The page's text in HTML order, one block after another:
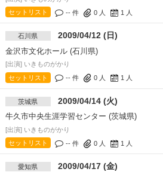
セットリスト
-- 件 0人 1 人
石川県 2009/04/12 (日)
金沢市文化ホール (石川県)
[出演] いきものがかり
セットリスト
-- 件 0人 1 人
茨城県 2009/04/14 (火)
牛久市中央生涯学習センター (茨城県)
[出演] いきものがかり
セットリスト
-- 件 0人 1 人
愛知県 2009/04/17 (金)